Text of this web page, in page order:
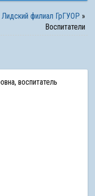
Лидский филиал ГрГУОР »
Воспитатели
воспитатель